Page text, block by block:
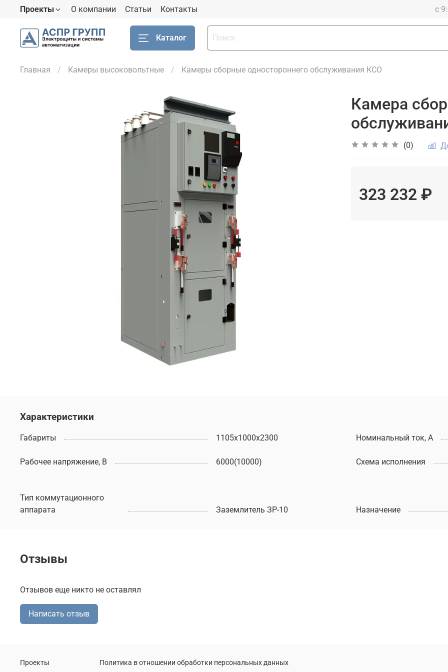
Проекты О компании Статьи Контакты с
Каталог
Главная Камеры высоковольтные Камеры сборные одностороннего обслуживания КСО
Камера
(0)
323 232 ₽
Характеристики
Габариты 1105x1000x2300 Номинальный ток, А
Рабочее напряжение, В 6000(10000) Схема исполнения
Тип коммутационного
аппарата
Заземлитель ЗР-10 Назначение
Отзывы
Отзывов еще никто не оставлял
Написать отзыв
Проекты Политика в отношении обработки персональных данных